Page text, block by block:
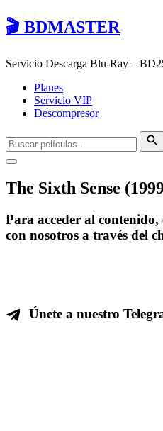
🎬 BDMASTER
Servicio Descarga Blu-Ray –
Planes
Servicio VIP
Descompresor
The Sixth Sense
Para acceder al
con nosotros a través del
Únete a nuestro